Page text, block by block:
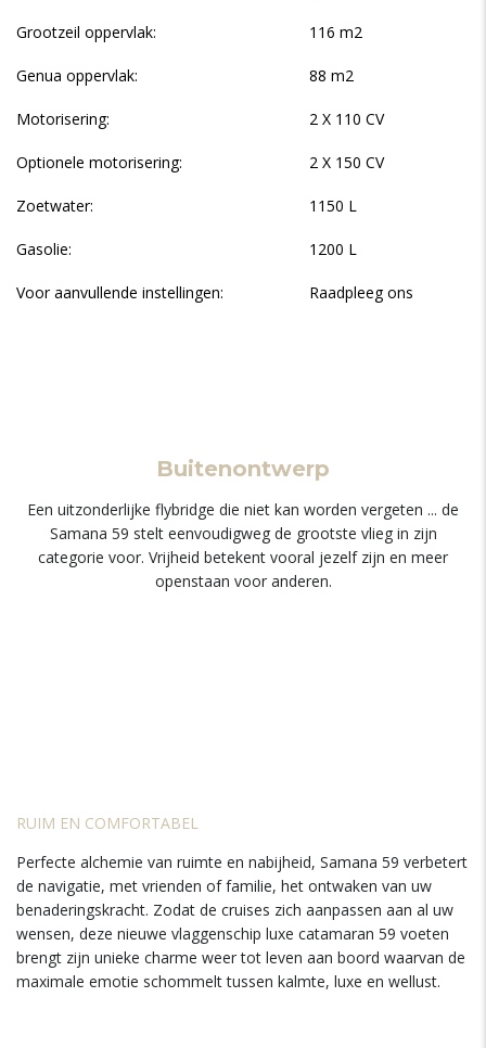
Grootzeil oppervlak: 116 m2
Genua oppervlak: 88 m2
Motorisering: 2 X 110 CV
Optionele motorisering: 2 X 150 CV
Zoetwater: 1150 L
Gasolie: 1200 L
Voor aanvullende instellingen: Raadpleeg ons
Buitenontwerp
Een uitzonderlijke flybridge die niet kan worden vergeten ... de
Samana 59 stelt eenvoudigweg de grootste vlieg in zijn
categorie voor. Vrijheid betekent vooral jezelf zijn en meer
openstaan ​​voor anderen.
RUIM EN COMFORTABEL
Perfecte alchemie van ruimte en nabijheid, Samana 59 verbetert
de navigatie, met vrienden of familie, het ontwaken van uw
benaderingskracht. Zodat de cruises zich aanpassen aan al uw
wensen, deze nieuwe vlaggenschip luxe catamaran 59 voeten
brengt zijn unieke charme weer tot leven aan boord waarvan de
maximale emotie schommelt tussen kalmte, luxe en wellust.